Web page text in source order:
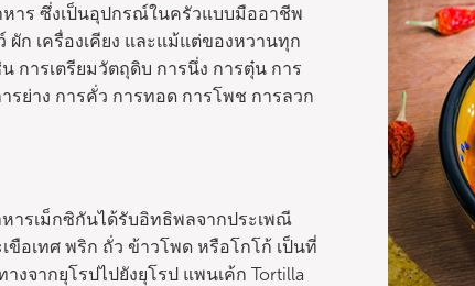
าร ซึ่งเป็นอุปกรณ์ในครัวแบบมืออาชีพ
ก เครื่องเคียง และแม้แต่ของหวานทุก
การเตรียมวัตถุดิบ การนึ่ง การตุ๋น การ
ย่าง การคั่ว การทอด การโพช การลวก
ารเม็กซิกันได้รับอิทธิพลจากประเพณี
ขือเทศ พริก ถั่ว ข้าวโพด หรือโกโก้ เป็นที่
จากยุโรปไปยังยุโรป แพนเค้ก Tortilla